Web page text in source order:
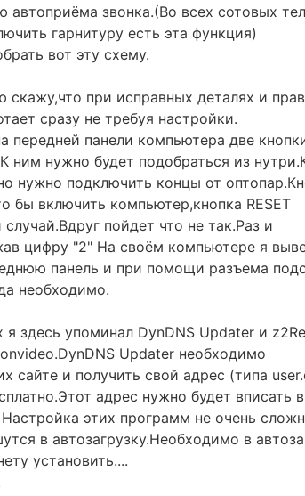
автоприёма звонка.(Во всех сотовых
гарнитуру есть эта функция)
вот эту схему.
скажу,что при исправных деталях и
сразу не требуя настройки.
передней панели компьютера две
К ним нужно будет подобраться из
нужно подключить концы от
бы включить компьютер,кнопка RESET
пойдет что не так.Раз и
цифру "2" На своём компьютере я
панель и при помощи разъема
необходимо.
здесь упоминал DynDNS Updater и
Updater необходимо
сайте и получить свой адрес (типа
адрес нужно будет вписать в
этих программ не очень
в автозагрузку.Необходимо в
установить....